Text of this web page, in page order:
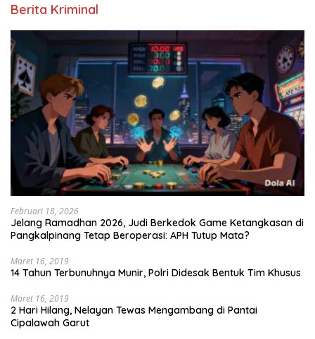
Berita Kriminal
Februari 18, 2026
Jelang Ramadhan 2026, Judi Berkedok Game Ketangkasan di
Pangkalpinang Tetap Beroperasi: APH Tutup Mata?
Maret 16, 2019
14 Tahun Terbunuhnya Munir, Polri Didesak Bentuk Tim Khusus
Maret 16, 2019
2 Hari Hilang, Nelayan Tewas Mengambang di Pantai
Cipalawah Garut